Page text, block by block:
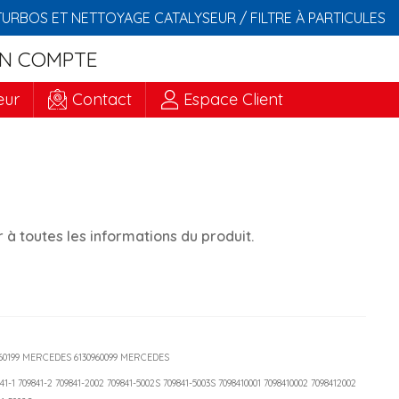
ET NETTOYAGE CATALYSEUR / FILTRE À PARTICULES
COMPTE
Contact Espace Client
toutes les informations du produit.
MERCEDES 6130960099 MERCEDES
1 709841-2 709841-2002 709841-5002S 709841-5003S 7098410001 7098410002 7098412002